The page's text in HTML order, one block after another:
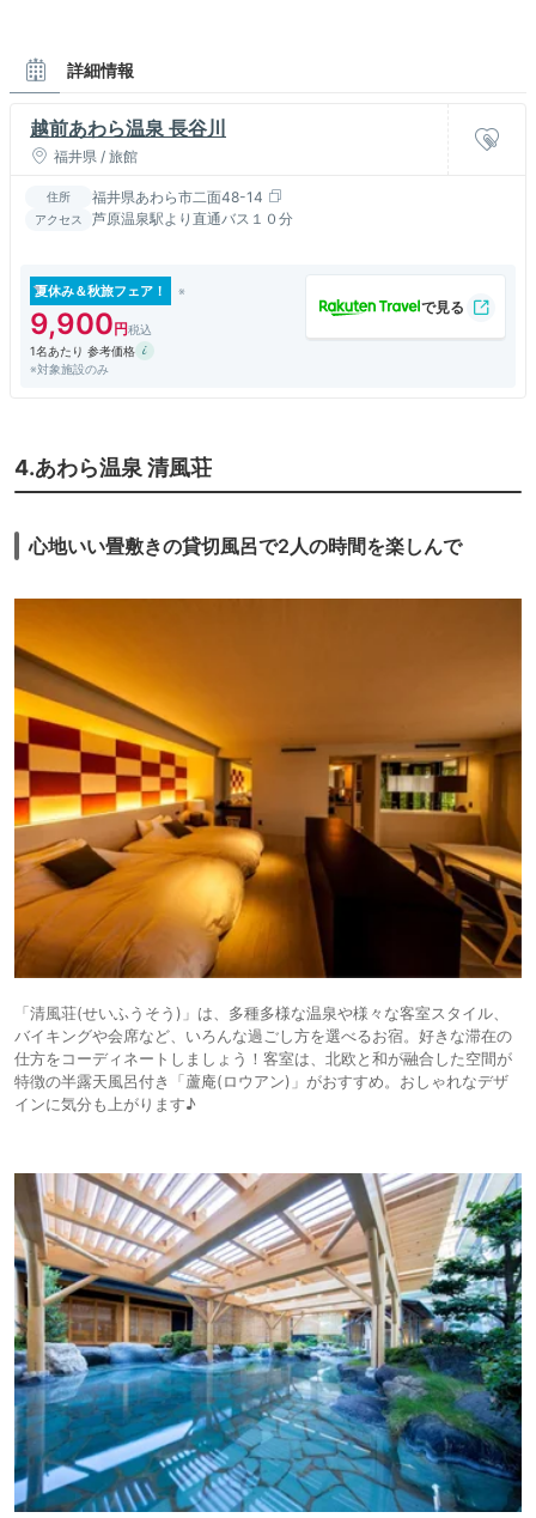
詳細情報
越前あわら温泉 長谷川
福井県 / 旅館
住所 福井県あわら市二面48-14
アクセス 芦原温泉駅より直通バス１０分
夏休み＆秋旅フェア！
9,900
1名あたり 参考価格
※対象施設のみ
4.あわら温泉 清風荘
心地いい畳敷きの貸切風呂で2人の時間を楽しんで
「清風荘(せいふうそう)」は、多種多様な温泉や様々な客室スタイル、
バイキングや会席など、いろんな過ごし方を選べるお宿。好きな滞在の
仕方をコーディネートしましょう！客室は、北欧と和が融合した空間が
特徴の半露天風呂付き「蘆庵(ロウアン)」がおすすめ。おしゃれなデザ
インに気分も上がります♪